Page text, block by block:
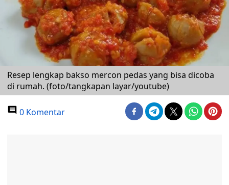
Resep lengkap bakso mercon pedas yang bisa dicoba
di rumah. (foto/tangkapan layar/youtube)
0 Komentar